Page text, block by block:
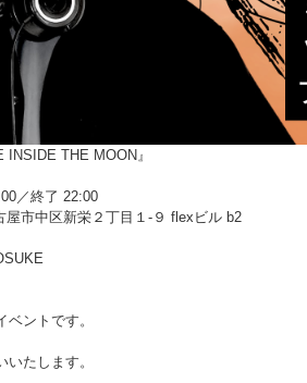
THE MOON』
／終了 22:00
市中区新栄２丁目１-９ flexビル b2
ントです。
たします。